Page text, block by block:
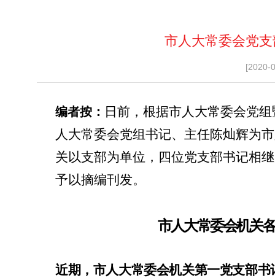
市人大常委会党
[2020-
编者按： 日前，根据市人大常委会党
人大常委会党组书记、主任陈灿辉为
关以支部为单位，四位党支部书记相
予以摘编刊发。
市人大常委会机关
近期， 市人大常委会机关第一党支部